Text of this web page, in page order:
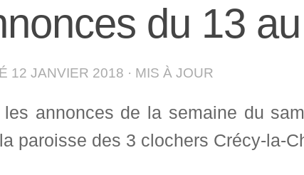
du 13
12 JANVIER 2018 · MIS À JOUR
les annonces de la semaine du
paroisse des 3 clochers Crécy-la-